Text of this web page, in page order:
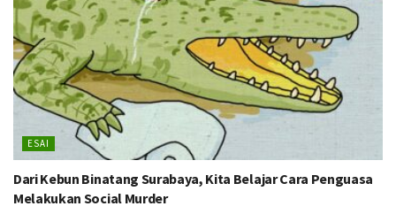
ESAI
Dari Kebun Binatang Surabaya, Kita Belajar Cara Penguasa
Melakukan Social Murder